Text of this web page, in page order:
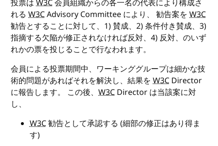
投票はW3C会員組織からの各一名の代表により構成さ
れるW3CAdvisory Committee により、 勧告案をW3C
勧告とすることに対して、1) 賛成、2) 条件付き賛成、3)
指摘する欠陥が修正されなければ反対、4) 反対、のいず
れかの票を投じることで行なわれます。
会員による投票期間中、ワーキンググループは細かな技
術的問題があればそれを解決し、結果をW3C Director
に報告します。 この後、W3C Director は当該案に対
し、
W3C勧告として承認する (細部の修正はあり得ま
す)